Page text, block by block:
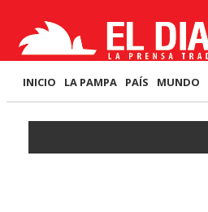
INICIO LA PAMPA PAÍS MUNDO